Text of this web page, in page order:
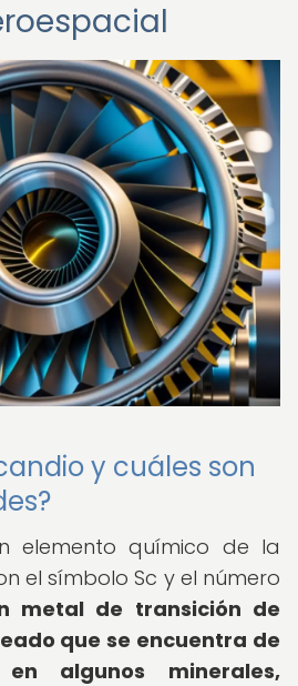
y cuáles son
elemento químico de la
el símbolo Sc y el número
metal de transición de
que se encuentra de
algunos minerales,